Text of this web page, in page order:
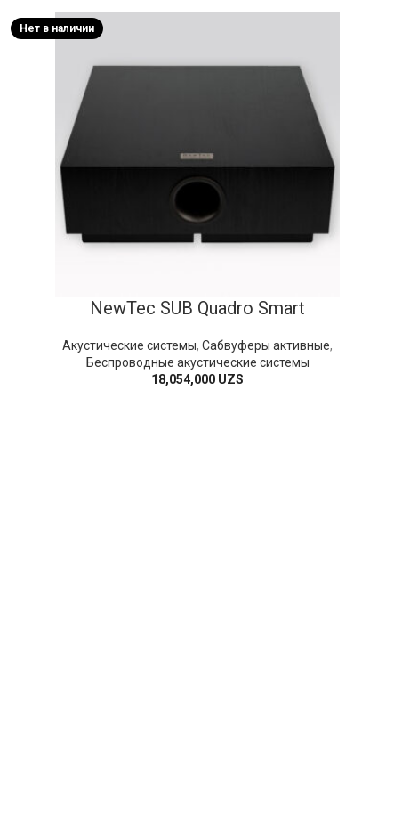
Нет в наличии
NewTec SUB Quadro Smart
Акустические системы,Сабвуферы активные,
Беспроводные акустические системы
18,054,000 UZS